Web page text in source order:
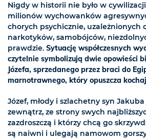
Nigdy w historii nie było w
milionów wychowanków
chorych psychicznie, uzależnionych
narkotyków, samobójców,
prawdzie. Sytuację współczesnych
czytelnie symbolizują dwie opowieści
Józefa, sprzedanego przez braci do
marnotrawnego, który opuszcza
Józef, młody i szlachetny syn
zewnątrz, ze strony swych
zazdroszczą i którzy chcą go
są naiwni i ulegają namowom